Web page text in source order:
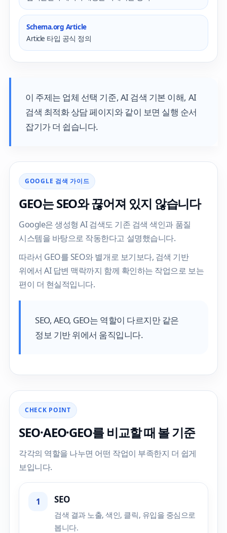
Schema.org Article
Article 타입 공식 정의
이 주제는 업체 선택 기준,AI 검색 기본 이해, AI
검색 최적화 상담 페이지와 같이 보면 실행 순서
잡기가 더 쉽습니다.
GOOGLE 검색 가이드
GEO는 SEO와 끊어져 있지 않습니다
Google은 생성형 AI 검색도 기존 검색 색인과 품질
시스템을 바탕으로 작동한다고 설명했습니다.
따라서 GEO를 SEO와 별개로 보기보다, 검색 기반
위에서 AI 답변 맥락까지 함께 확인하는 작업으로 보는
편이 더 현실적입니다.
SEO, AEO, GEO는 역할이 다르지만 같은
정보 기반 위에서 움직입니다.
CHECK POINT
SEO·AEO·GEO를 비교할 때 볼 기준
각각의 역할을 나누면 어떤 작업이 부족한지 더 쉽게
보입니다.
1 SEO
검색 결과 노출, 색인, 클릭, 유입을 중심으로
봅니다.